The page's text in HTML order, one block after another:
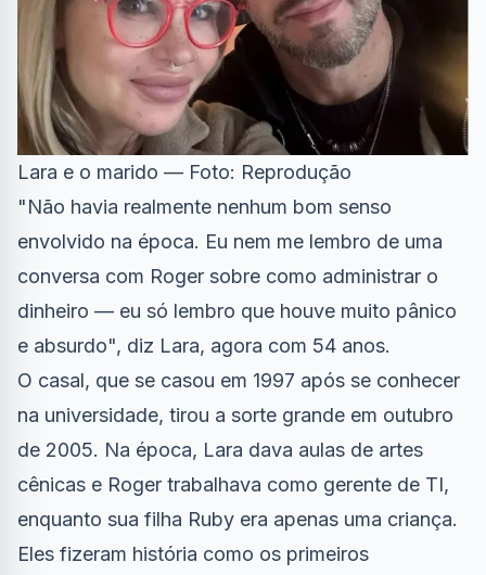
Lara e o marido — Foto: Reprodução
"Não havia realmente nenhum bom senso
envolvido na época. Eu nem me lembro de uma
conversa com Roger sobre como administrar o
dinheiro — eu só lembro que houve muito pânico
e absurdo", diz Lara, agora com 54 anos.
O casal, que se casou em 1997 após se conhecer
na universidade, tirou a sorte grande em outubro
de 2005. Na época, Lara dava aulas de artes
cênicas e Roger trabalhava como gerente de TI,
enquanto sua filha Ruby era apenas uma criança.
Eles fizeram história como os primeiros